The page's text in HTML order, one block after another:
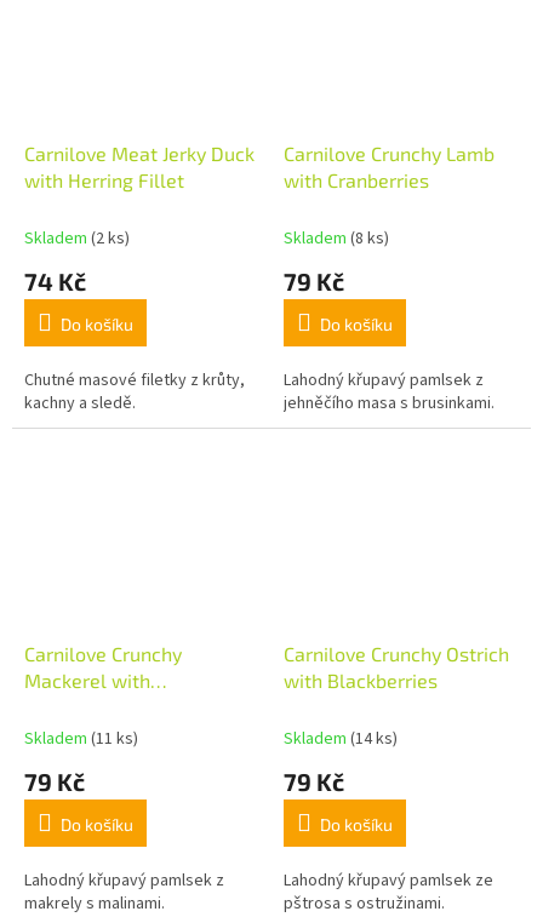
Carnilove Meat Jerky Duck
with Herring Fillet
Skladem (2 ks)
74 Kč
Do košíku
Chutné masové filetky z krůty,
kachny a sledě.
Carnilove Crunchy Lamb
with Cranberries
Skladem (8 ks)
79 Kč
Do košíku
Lahodný křupavý pamlsek z
jehněčího masa s brusinkami.
Carnilove Crunchy
Mackerel with
Skladem (11 ks)
79 Kč
Do košíku
Lahodný křupavý pamlsek z
makrely s malinami.
Carnilove Crunchy Ostrich
with Blackberries
Skladem (14 ks)
79 Kč
Do košíku
Lahodný křupavý pamlsek ze
pštrosa s ostružinami.